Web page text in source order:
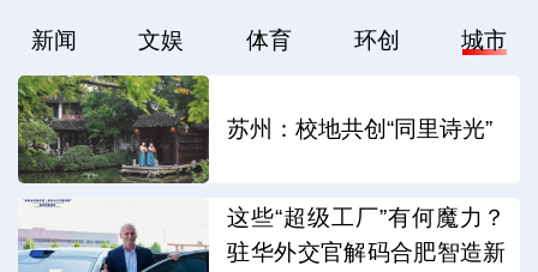
新闻 文娱 体育 环创 城市
苏州：校地共创“同里诗光”
这些“超级工厂”有何魔力？
驻华外交官解码合肥智造新